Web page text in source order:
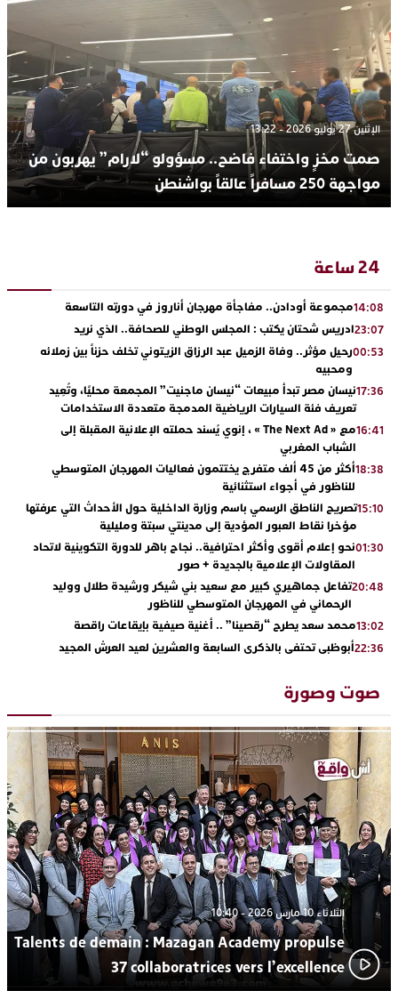
الإثنين 27 يوليو 2026 - 13:22
صمت مخزٍ واختفاء فاضح.. مسؤولو “لارام” يهربون من
مواجهة 250 مسافراً عالقاً بواشنطن
24 ساعة
14:08مجموعة أودادن.. مفاجأة مهرجان أناروز في دورته التاسعة
23:07ادريس شحتان يكتب : المجلس الوطني للصحافة.. الذي نريد
00:53رحيل مؤثر.. وفاة الزميل عبد الرزاق الزيتوني تخلف حزناً بين زملائه
ومحبيه
17:36نيسان مصر تبدأ مبيعات “نيسان ماجنيت” المجمعة محليًا، وتُعِيد
تعريف فئة السيارات الرياضية المدمجة متعددة الاستخدامات
16:41
مع « The Next Ad » ، إنوي يُسند حملته الإعلانية المقبلة إلى
الشباب المغربي
18:38
أكثر من 45 ألف متفرج يختتمون فعاليات المهرجان المتوسطي
للناظور في أجواء استثنائية
15:10تصريح الناطق الرسمي باسم وزارة الداخلية حول الأحداث التي عرفتها
مؤخرا نقاط العبور المؤدية إلى مدينتي سبتة ومليلية
01:30نحو إعلام أقوى وأكثر احترافية.. نجاح باهر للدورة التكوينية لاتحاد
المقاولات الإعلامية بالجديدة + صور
20:48تفاعل جماهيري كبير مع سعيد بني شيكر ورشيدة طلال ووليد
الرحماني في المهرجان المتوسطي للناظور
13:02محمد سعد يطرح “رقصينا” .. أغنية صيفية بإيقاعات راقصة
22:36أبوظبي تحتفي بالذكرى السابعة والعشرين لعيد العرش المجيد
13:30دنيا بوطازوت تواصل تألقها الفني وتؤكد مكانتها بأداء مميز في
“كوفرة فالغيس”
19:11يقظة أمنية تنهي كابوس الفتاة القاصر: كواليس مثيرة لعملية تحرير
رهينتين من قبضة ذي سوابق بالجديدة
17:27اتحاد المقاولات الإعلامية يقود قاطرة التكوين بالجديدة ويستضيف
الإعلامي سعيد بلفقير في دورة استثنائية
صوت وصورة
الثلاثاء 10 مارس 2026 - 10:40
Talents de demain : Mazagan Academy propulse
37 collaboratrices vers l’excellence